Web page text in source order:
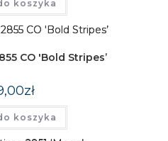
koszyka
CO 'Bold Stripes’
zł
koszyka